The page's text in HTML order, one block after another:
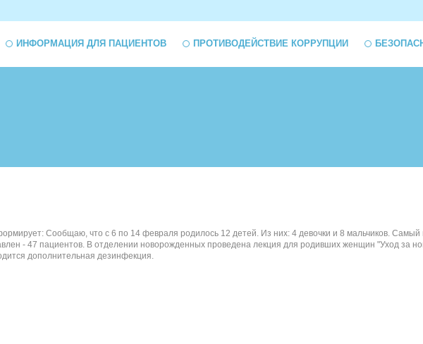
ИНФОРМАЦИЯ ДЛЯ ПАЦИЕНТОВ ПРОТИВОДЕЙСТВИЕ КОРРУПЦИИ
Сообщаю, что с 6 по 14 февраля родилось 12 детей. Из них: 4 девочки и 8 мальчиков.
- 47 пациентов. В отделении новорожденных проведена лекция для родивших женщин "Уход за
дополнительная дезинфекция.